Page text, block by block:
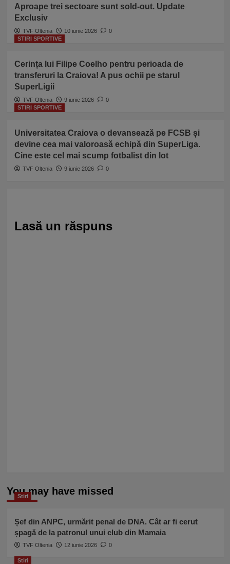
Aproape trei sectoare sunt sold-out. Update
Exclusiv
TVF Oltenia 10 iunie 2026
0
STIRI SPORTIVE
Cerința lui Filipe Coelho pentru perioada de
transferuri la Craiova! A pus ochii pe starul
SuperLigii
TVF Oltenia 9 iunie 2026
0
STIRI SPORTIVE
Universitatea Craiova o devansează pe FCSB și
devine cea mai valoroasă echipă din SuperLiga.
Cine este cel mai scump fotbalist din lot
TVF Oltenia 9 iunie 2026 0
Lasă un răspuns
You may have missed
Stiri
Șef din ANPC, urmărit penal de DNA. Cât ar fi cerut
șpagă de la patronul unui club din Mamaia
TVF Oltenia 12 iunie 2026 0
Stiri